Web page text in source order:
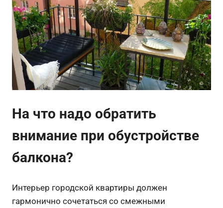
На что надо обратить
внимание при обустройстве
балкона?
Интерьер городской квартиры должен
гармонично сочетаться со смежными